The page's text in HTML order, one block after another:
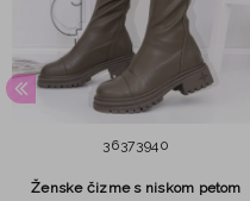
36373940
Ženske čizme s niskom petom